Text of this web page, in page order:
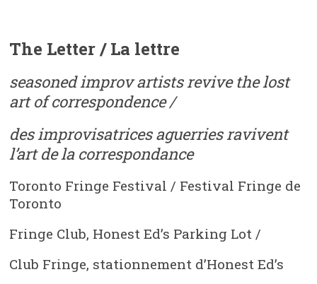
The Letter / La lettre
seasoned improv artists revive the lost
art of correspondence /
des improvisatrices aguerries ravivent
l’art de la correspondance
Toronto Fringe Festival / Festival Fringe de
Toronto
Fringe Club, Honest Ed’s Parking Lot /
Club Fringe, stationnement d’Honest Ed’s